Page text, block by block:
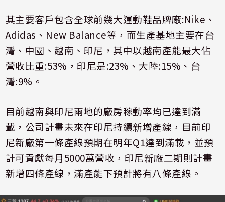
其主要客戶包含全球前幾大運動鞋品牌廠:Nike 、
Adidas 、 New Balance等，而生產基地主要在台
灣、中國、越南、印尼，其中以越南產能最大佔
營收比重:53% ，印尼是:23% 、大陸:15% 、台
灣:9% 。
目前越南與印尼兩地的廠房稼動率均已達到滿
載，公司計畫未來在印尼持續新增產線，目前印
尼新廠第一條產線預期在明年Q1達到滿載，並預
計可貢獻每月5000萬營收，印尼新廠二期則計畫
新增四條產線，滿產能下預計將有八條產線。